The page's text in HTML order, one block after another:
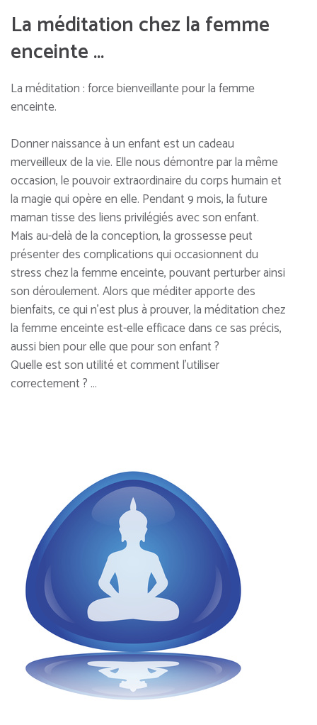
La méditation chez la femme
enceinte …
La méditation : force bienveillante pour la femme
enceinte.
Donner naissance à un enfant est un cadeau
merveilleux de la vie. Elle nous démontre par la même
occasion, le pouvoir extraordinaire du corps humain et
la magie qui opère en elle. Pendant 9 mois, la future
maman tisse des liens privilégiés avec son enfant.
Mais au-delà de la conception, la grossesse peut
présenter des complications qui occasionnent du
stress chez la femme enceinte, pouvant perturber ainsi
son déroulement. Alors que méditer apporte des
bienfaits, ce qui n’est plus à prouver, la méditation chez
la femme enceinte est-elle efficace dans ce sas précis,
aussi bien pour elle que pour son enfant ?
Quelle est son utilité et comment l’utiliser
correctement ? …